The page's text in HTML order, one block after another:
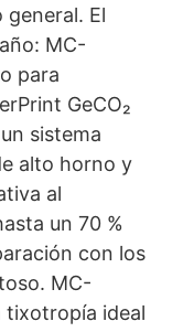
El
MC-
para
GeCO₂
sistema
alto horno y
al
un 70 %
con los
MC-
tixotropía ideal